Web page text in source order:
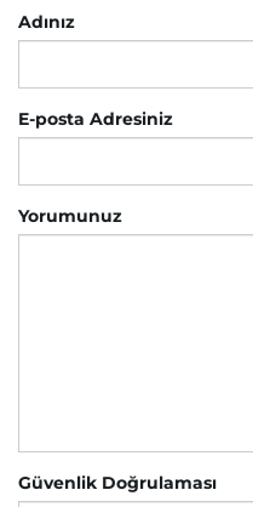
Adınız
E-posta Adresiniz
Yorumunuz
Güvenlik Doğrulaması